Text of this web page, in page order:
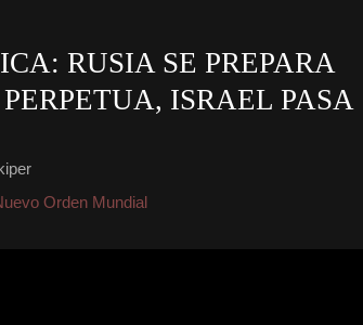
RUSIA SE PREPARA
ISRAEL PASA
Orden Mundial